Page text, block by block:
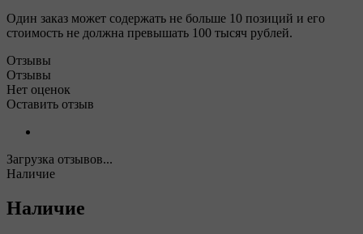
Один заказ может содержать не больше 10 позиций и его
стоимость не должна превышать 100 тысяч рублей.
Отзывы
Отзывы
Нет оценок
Оставить отзыв
Загрузка отзывов...
Наличие
Наличие